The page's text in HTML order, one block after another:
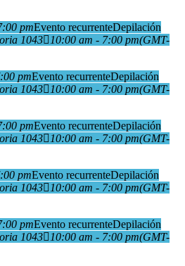
pmEvento recurrenteDepilación
1043 10:00 am - 7:00 pm(GMT-
pmEvento recurrenteDepilación
1043 10:00 am - 7:00 pm(GMT-
pmEvento recurrenteDepilación
1043 10:00 am - 7:00 pm(GMT-
pmEvento recurrenteDepilación
1043 10:00 am - 7:00 pm(GMT-
pmEvento recurrenteDepilación
1043 10:00 am - 7:00 pm(GMT-